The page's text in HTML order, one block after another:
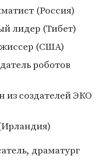
(Россия)
лидер (Тибет)
(США)
роботов
из создателей ЭКО
драматург